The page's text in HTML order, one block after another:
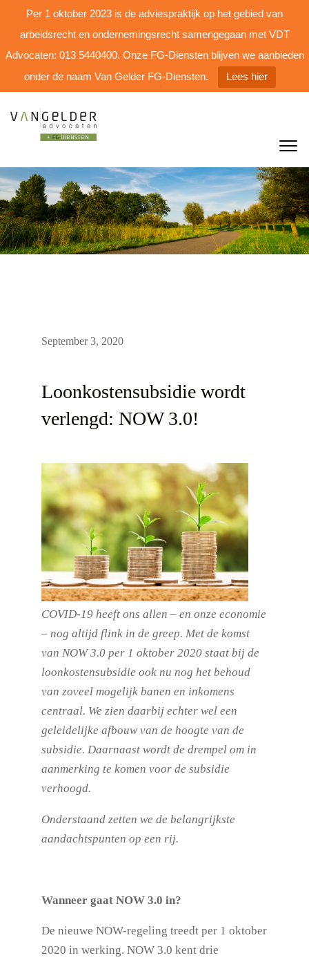
Per 1 oktober 2023 is de adviespraktijk op het gebied van
arbeidsrecht en ondernemingsrecht samengegaan met VDT
Advocaten: 013 5440400. Onze FG-Diensten blijven we aanbieden
onder de naam Van Gelder FG-Diensten.
Lees hier
September 3, 2020
Loonkostensubsidie wordt
verlengd: NOW 3.0!
COVID-19 heeft ons allen – en onze economie
– nog altijd flink in de greep. Met de komst
van NOW 3.0 per 1 oktober 2020 staat bij de
loonkostensubsidie ook nu nog het behoud
van zoveel mogelijk banen en inkomens
centraal. We zien daarbij echter wel een
geleidelijke afbouw van de hoogte van de
subsidie. Daarnaast wordt de drempel om in
aanmerking te komen voor de subsidie
verhoogd.
Onderstaand zetten we de belangrijkste
aandachtspunten op een rij.
Wanneer gaat NOW 3.0 in?
De nieuwe NOW-regeling treedt per 1 oktober
2020 in werking. NOW 3.0 kent drie